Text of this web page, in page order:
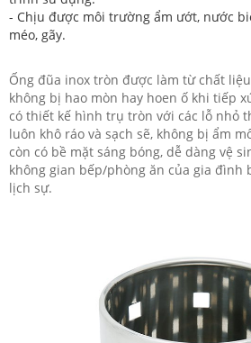
- Chịu được môi trường ẩm ướt, nước
méo, gãy.
Ống đũa inox tròn được làm từ chất
không bị hao mòn hay hoen ố khi tiếp
có thiết kế hình trụ tròn với các lỗ nhỏ
luôn khô ráo và sạch sẽ, không bị ẩm
còn có bề mặt sáng bóng, dễ dàng vệ
không gian bếp/phòng ăn của gia đình
lịch sự.